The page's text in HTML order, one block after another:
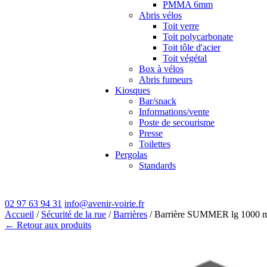
PMMA 6mm
Abris vélos
Toit verre
Toit polycarbonate
Toit tôle d'acier
Toit végétal
Box à vélos
Abris fumeurs
Kiosques
Bar/snack
Informations/vente
Poste de secourisme
Presse
Toilettes
Pergolas
Standards
02 97 63 94 31 info@avenir-voirie.fr
Accueil / Sécurité de la rue /Barrières / Barrière SUMMER lg 1000
← Retour aux produits